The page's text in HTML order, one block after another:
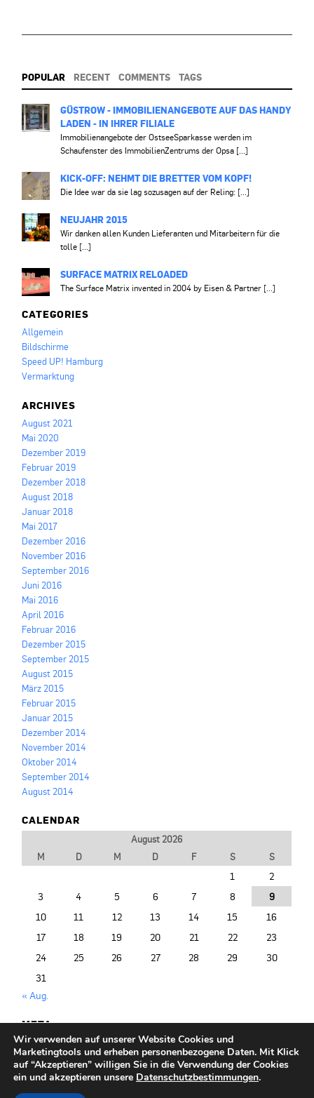
POPULAR RECENT COMMENTS TAGS
GÜSTROW - IMMOBILIENANGEBOTE AUF DAS HANDY
LADEN - IN IHRER FILIALE
Immobilienangebote der OstseeSparkasse werden im
Schaufenster des ImmobilienZentrums der Opsa [...]
KICK-OFF: NEHMT DIE BRETTER VOM KOPF!
Die Idee war da sie lag sozusagen auf der Reling: [...]
NEUJAHR 2015
Wir danken allen Kunden Lieferanten und Mitarbeitern für die
tolle [...]
SURFACE MATRIX RELOADED
The Surface Matrix invented in 2004 by Eisen & Partner [...]
CATEGORIES
Allgemein
Bildschirme
Speed UP! Hamburg
Vermarktung
ARCHIVES
August 2021
Mai 2020
Dezember 2019
Februar 2019
Dezember 2018
August 2018
Januar 2018
Mai 2017
Dezember 2016
November 2016
September 2016
Juni 2016
Mai 2016
April 2016
Februar 2016
Dezember 2015
September 2015
August 2015
März 2015
Februar 2015
Januar 2015
Dezember 2014
November 2014
Oktober 2014
September 2014
August 2014
CALENDAR
August 2026
M
D M D F S S
1
2
3
4 5 6 7 8
9
10
11 12 13 14 15
16
17
18 19 20 21 22
23
24
25 26 27 28 29
30
31
« Aug.
META
Anmelden
Entries (RSS)
Wir verwenden auf unserer Website Cookies und
Marketingtools und erheben personenbezogene Daten. Mit Klick
auf “Akzeptieren” willigen Sie in die Verwendung der Cookies
ein und akzeptieren unsere Datenschutzbestimmungen.